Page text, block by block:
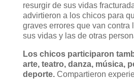
resurgir de sus vidas
advirtieron a los chicos para
graves errores que van contra
sus vidas y las de otras
Los chicos participaron
arte, teatro, danza, música,
deporte.Compartieron